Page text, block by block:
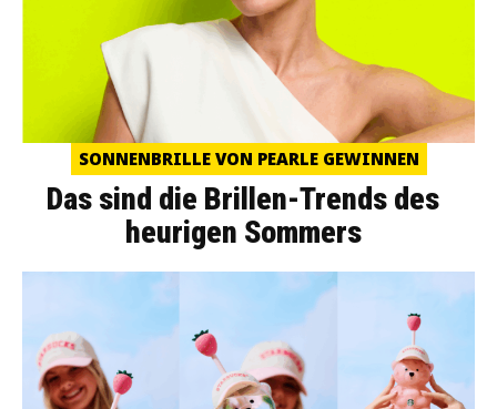
SONNENBRILLE VON PEARLE GEWINNEN
Das sind die Brillen-Trends des
heurigen Sommers